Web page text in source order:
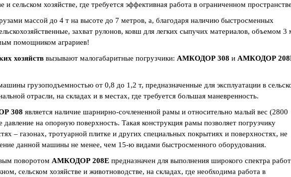
и сельском хозяйстве, где требуется эффективная работа в ограниченном
массой до 4 т на высоте до 7 метров, а, благодаря наличию быстросменных
захват рулонов, ковш для легких сыпучих материалов, объемом 3
помощником аграриев!
хозяйств вызывают малогабаритные погрузчики: АМКОДОР 308 и АМКОДОР
грузоподъемностью от 0,8 до 1,2 т, предназначенные для эксплуатации в
отрасли, на складах и в местах, где требуется большая маневренность.
308 является наличие шарнирно-сочлененной рамы и относительно малый вес (2800
давление на опорную поверхность. Такая конструкция рамы позволяет погрузчику
– газонах, тротуарной плитке и других специальных покрытиях и поверхностях, не
данной машины не менее, чем 15-ю видами быстросменного оборудования.
поворотом АМКОДОР 208Е предназначен для выполнения широкого спектра
сельском хозяйстве и животноводстве, на складах, где необходима работа в